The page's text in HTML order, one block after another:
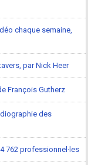
chaque semaine,
par Nick Heer
François Gutherz
des
762 professionnel·les